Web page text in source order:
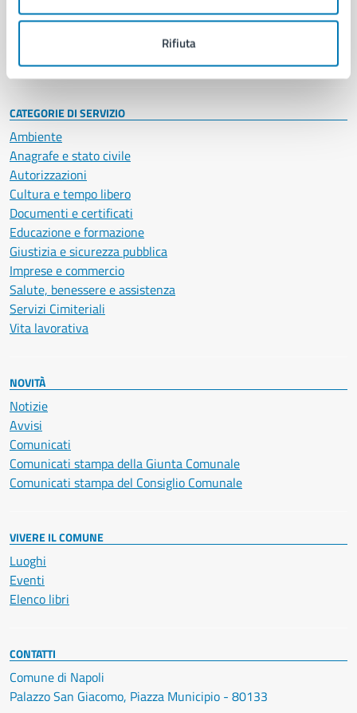
Rifiuta
Personale amministrativo
CATEGORIE DI SERVIZIO
Ambiente
Anagrafe e stato civile
Autorizzazioni
Cultura e tempo libero
Documenti e certificati
Educazione e formazione
Giustizia e sicurezza pubblica
Imprese e commercio
Salute, benessere e assistenza
Servizi Cimiteriali
Vita lavorativa
NOVITÀ
Notizie
Avvisi
Comunicati
Comunicati stampa della Giunta Comunale
Comunicati stampa del Consiglio Comunale
VIVERE IL COMUNE
Luoghi
Eventi
Elenco libri
CONTATTI
Comune di Napoli
Palazzo San Giacomo, Piazza Municipio - 80133